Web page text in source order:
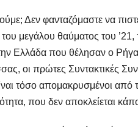
Δεν φανταζόμαστε να
μεγάλου θαύματος του
Ελλάδα που θέλησαν ο
οι πρώτες Συντακτικές
τόσο απομακρυσμένοι από
που δεν αποκλείεται